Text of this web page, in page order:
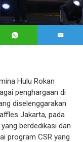
Hulu Rokan
penghargaan di
diselenggarakan
Jakarta, pada
berdedikasi dan
program CSR yang